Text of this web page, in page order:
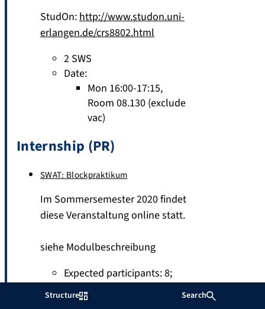
Structure Search
StudOn:http://www.studon.uni-
erlangen.de/crs8802.html
2 SWS
Date:
Mon 16:00-17:15,
Room 08.130 (exclude
vac)
Internship (PR)
SWAT: Blockpraktikum
Im Sommersemester 2020 findet
diese Veranstaltung online statt.
siehe Modulbeschreibung
Expected participants: 8;
Date: